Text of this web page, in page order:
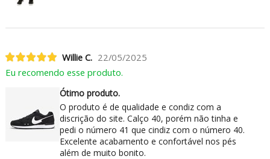
Willie C. 22/05/2025
Eu recomendo esse produto.
Ótimo produto.
O produto é de qualidade e condiz com a
discrição do site. Calço 40, porém não tinha e
pedi o número 41 que cindiz com o número 40.
Excelente acabamento e confortável nos pés
além de muito bonito.